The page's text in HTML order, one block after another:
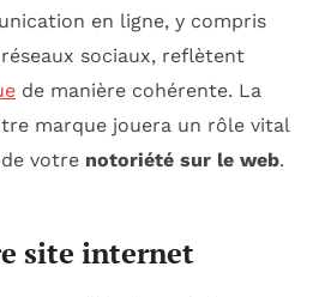
en ligne, y compris
sociaux, reflètent
de manière cohérente. La
marque jouera un rôle vital
votre notoriété sur le web.
site internet